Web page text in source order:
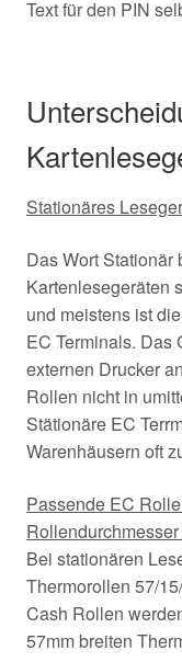
Text für den PIN
Stationäres
Das Wort Stationär
Kartenlesegeräten
und meistens ist
EC Terminals. Das
externen Drucker
Rollen nicht in
Stätionäre EC
Warenhäusern oft
Passende EC
Rollendurchmesser
Bei stationären
Thermorollen 57/
Cash Rollen
57mm breiten